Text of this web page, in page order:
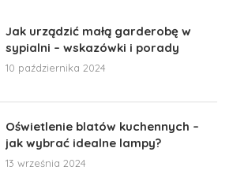
Jak urządzić małą garderobę w
sypialni – wskazówki i porady
10 października 2024
Oświetlenie blatów kuchennych –
jak wybrać idealne lampy?
13 września 2024